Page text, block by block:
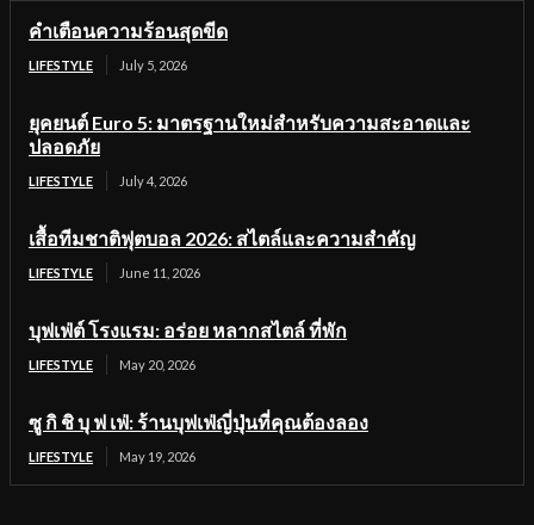
คำเตือนความร้อนสุดขีด
LIFESTYLE July 5, 2026
ยุคยนต์ Euro 5: มาตรฐานใหม่สำหรับความสะอาดและ
ปลอดภัย
LIFESTYLE July 4, 2026
เสื้อทีมชาติฟุตบอล 2026: สไตล์และความสำคัญ
LIFESTYLE June 11, 2026
บุฟเฟ่ต์ โรงแรม: อร่อย หลากสไตล์ ที่พัก
LIFESTYLE May 20, 2026
ซู กิ ชิ บุ ฟ เฟ่: ร้านบุฟเฟ่ญี่ปุ่นที่คุณต้องลอง
LIFESTYLE May 19, 2026